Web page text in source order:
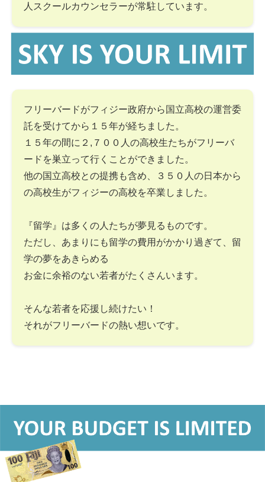
人スクールカウンセラーが常駐しています。
フリーバードがフィジー政府から国立高校の運営委
託を受けてから１５年が経ちました。
１５年の間に２,７００人の高校生たちがフリーバ
ードを巣立って行くことができました。
他の国立高校との提携も含め、３５０人の日本から
の高校生がフィジーの高校を卒業しました。
『留学』は多くの人たちが夢見るものです。
ただし、あまりにも留学の費用がかかり過ぎて、留
学の夢をあきらめる
お金に余裕のない若者がたくさんいます。
そんな若者を応援し続けたい！
それがフリーバードの熱い想いです。